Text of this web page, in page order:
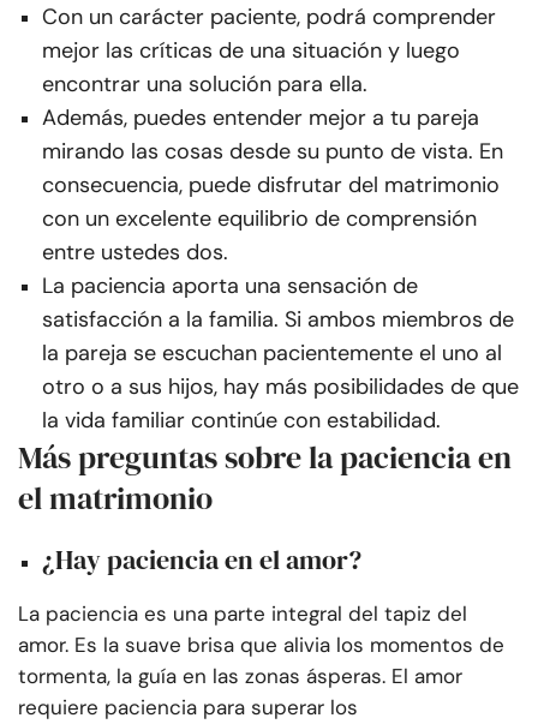
Con un carácter paciente, podrá comprender
mejor las críticas de una situación y luego
encontrar una solución para ella.
Además, puedes entender mejor a tu pareja
mirando las cosas desde su punto de vista. En
consecuencia, puede disfrutar del matrimonio
con un excelente equilibrio de comprensión
entre ustedes dos.
La paciencia aporta una sensación de
satisfacción a la familia. Si ambos miembros de
la pareja se escuchan pacientemente el uno al
otro o a sus hijos, hay más posibilidades de que
la vida familiar continúe con estabilidad.
Más preguntas sobre la paciencia en
el matrimonio
¿Hay paciencia en el amor?
La paciencia es una parte integral del tapiz del
amor. Es la suave brisa que alivia los momentos de
tormenta, la guía en las zonas ásperas. El amor
requiere paciencia para superar los